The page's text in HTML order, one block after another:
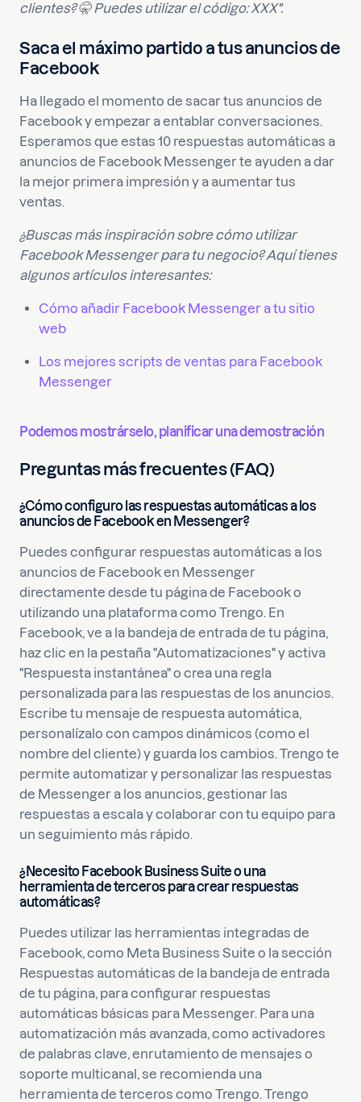
clientes? 🤫 Puedes utilizar el código: XXX".
Saca el máximo partido a tus anuncios de
Facebook
Ha llegado el momento de sacar tus anuncios de
Facebook y empezar a entablar conversaciones.
Esperamos que estas 10 respuestas automáticas a
anuncios de Facebook Messenger te ayuden a dar
la mejor primera impresión y a aumentar tus
ventas.
¿Buscas más inspiración sobre cómo utilizar
Facebook Messenger para tu negocio? Aquí tienes
algunos artículos interesantes:
Cómo añadir Facebook Messenger a tu sitio
web
Los mejores scripts de ventas para Facebook
Messenger
Podemos mostrárselo, planificar una demostración
Preguntas más frecuentes (FAQ)
¿Cómo configuro las respuestas automáticas a los
anuncios de Facebook en Messenger?
Puedes configurar respuestas automáticas a los
anuncios de Facebook en Messenger
directamente desde tu página de Facebook o
utilizando una plataforma como Trengo. En
Facebook, ve a la bandeja de entrada de tu página,
haz clic en la pestaña "Automatizaciones" y activa
"Respuesta instantánea" o crea una regla
personalizada para las respuestas de los anuncios.
Escribe tu mensaje de respuesta automática,
personalízalo con campos dinámicos (como el
nombre del cliente) y guarda los cambios. Trengo te
permite automatizar y personalizar las respuestas
de Messenger a los anuncios, gestionar las
respuestas a escala y colaborar con tu equipo para
un seguimiento más rápido.
¿Necesito Facebook Business Suite o una
herramienta de terceros para crear respuestas
automáticas?
Puedes utilizar las herramientas integradas de
Facebook, como Meta Business Suite o la sección
Respuestas automáticas de la bandeja de entrada
de tu página, para configurar respuestas
automáticas básicas para Messenger. Para una
automatización más avanzada, como activadores
de palabras clave, enrutamiento de mensajes o
soporte multicanal, se recomienda una
herramienta de terceros como Trengo. Trengo